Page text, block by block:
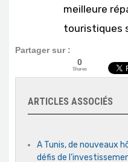
meilleure
touristiques
Partager sur :
0
Shares
ARTICLES ASSOCIÉS
A Tunis, de nouveaux
défis de